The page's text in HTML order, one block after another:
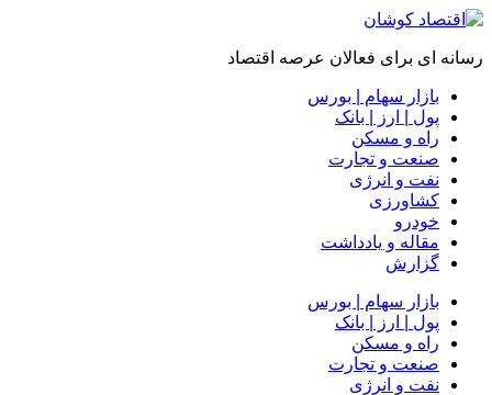
رسانه ای برای فعالان عرصه اقتصاد
بازار سهام | بورس
پول | ارز | بانک
راه و مسکن
صنعت و تجارت
نفت و انرژی
کشاورزی
خودرو
مقاله و یادداشت
گزارش
بازار سهام | بورس
پول | ارز | بانک
راه و مسکن
صنعت و تجارت
نفت و انرژی